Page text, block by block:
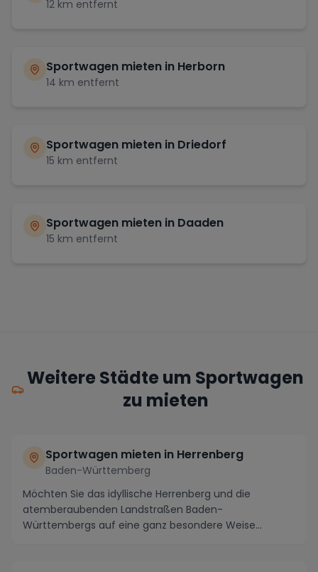
12 km entfernt
Sportwagen mieten in Herborn
14 km entfernt
Sportwagen mieten in Driedorf
15 km entfernt
Sportwagen mieten in Daaden
15 km entfernt
Weitere Städte um Sportwagen
zu mieten
Sportwagen mieten in Herrenberg
Baden-Württemberg
Möchten Sie das idyllische Herrenberg und die
atemberaubenden Landstraßen Baden-
Württembergs auf eine ganz besondere Weise